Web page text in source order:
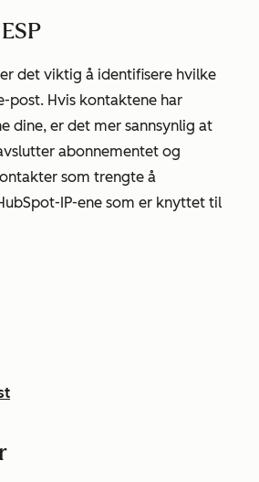
det viktig å identifisere hvilke
Hvis kontaktene har
dine, er det mer sannsynlig at
abonnementet og
som trengte å
IP-ene som er knyttet til